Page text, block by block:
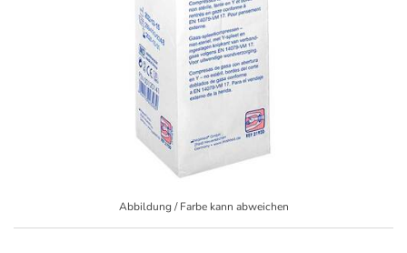
Körperpflege & Kosmetik
Mutter & Kind
Aktuelle Coupons
Reiseapotheke
Fragen und Antworten
Beliebte Beiträge
Avene & Ducray Deals
Evolsin DealsAbbildung / Farbe kann abweichen